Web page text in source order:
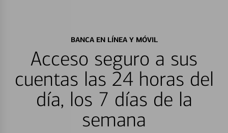
BANCA EN LÍNEA Y MÓVIL
Acceso seguro a sus
cuentas las 24 horas del
día, los 7 días de la
semana